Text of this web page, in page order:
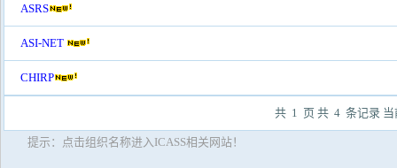
ASRS
ASI-NET
CHIRP
共 1 页 共 4 条记录
提示：点击组织名称进入ICASS相关网站！